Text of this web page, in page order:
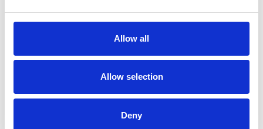
Allow all
Allow selection
Deny